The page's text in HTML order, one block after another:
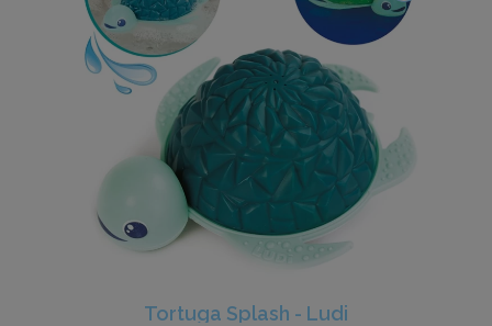
Tortuga Splash - Ludi